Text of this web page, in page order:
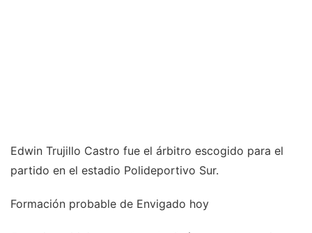
Edwin Trujillo Castro fue el árbitro escogido para el
partido en el estadio Polideportivo Sur.
Formación probable de Envigado hoy